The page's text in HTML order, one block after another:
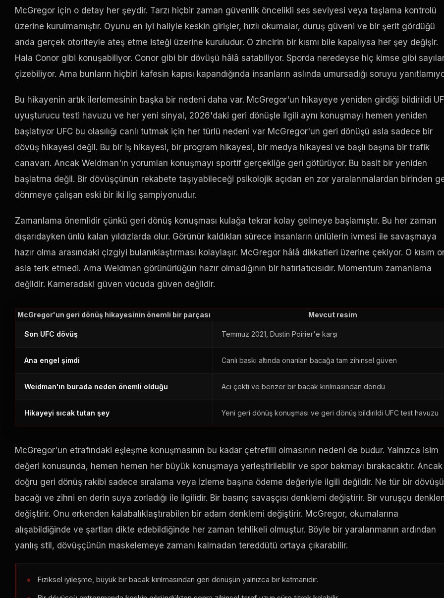
McGregor için o detay her şeydir. Tarzı hiçbir zaman güvenlik öncelikli ses seviyesi veya taşlama kontrolü
üzerine kurulmamıştır. Oyunu en iyi haliyle keskin girişler, hızlı okumalar, duruş güveni ve bir şerit gördüğü
anda gerçek otoriteyle ateş etme isteği üzerine kuruludur. O zincirin bir kısmı bile kapalıysa her şey değişir.
Hala Conor gibi konuşabiliyor. Conor gibi bir dövüşü hâlâ satabiliyor. Sporda neredeyse hiç kimse gibi
çizebiliyor. Ama bunların hiçbiri kafesin kapısı kapandığında insanların aslında umursadığı soruyu
Bu hikayenin artık ilerlemesinin başka bir nedeni daha var. McGregor'un hikayeye yeniden girdiği bildirildi
uyuşturucu testi havuzu ve her yeni sinyal, 2026'daki geri dönüşle ilgili aynı konuşmayı hemen yeniden
başlatıyor UFC bu olasılığı canlı tutmak için her türlü nedeni var McGregor'un geri dönüşü asla sadece bir
dövüş hikayesi değil. Bu bir iş hikayesi, bir program hikayesi, bir medya hikayesi ve başlı başına bir trafik
canavarı. Ancak Weidman'ın yorumları konuşmayı sportif gerçekliğe geri götürüyor. Bu basit bir yeniden
başlatma değil. Bir dövüşçünün rekabete taşıyabileceği psikolojik açıdan en zor yaralanmalardan birinden
dönmeye çalışan eski bir iki lig şampiyonudur.
Zamanlama önemlidir çünkü geri dönüş konuşması kulağa tekrar kolay gelmeye başlamıştır. Bu her zaman
dışarıdayken ünlü kalan yıldızlarda olur. Görünür kaldıkları sürece insanların ünlülerin ivmesi ile savaşmaya
hazır olma arasındaki çizgiyi bulanıklaştırması kolaylaşır. McGregor hâlâ dikkatleri üzerine çekiyor. O kısım
asla terk etmedi. Ama Weidman görünürlüğün hazır olmadığının bir hatırlatıcısıdır. Momentum zamanlama
değildir. Kameradaki güven vücuda güven değildir.
McGregor'un geri dönüş hikayesinin önemli bir parçası Mevcut resim
Son UFC dövüş Temmuz 2021, Dustin Poirier'e karşı
Ana engel şimdi Canlı baskı altında onarılan bacağa tam zihinsel güven
Weidman'ın burada neden önemli olduğu Acı çekti ve benzer bir bacak kırılmasından döndü
Hikayeyi sıcak tutan şey Yeni geri dönüş konuşması ve geri dönüş bildirildi UFCtest havuzu
McGregor'un etrafındaki eşleşme konuşmasının bu kadar çetrefilli olmasının nedeni de budur. Yalnızca isim
değeri konusunda, hemen hemen her büyük konuşmaya yerleştirilebilir ve spor bakmayı bırakacaktır. Ancak
doğru geri dönüş rakibi sadece sıralama veya izleme başına ödeme değeriyle ilgili değildir. Ne tür bir
bacağı ve zihni en derin suya zorladığı ile ilgilidir. Bir basınç savaşçısı denklemi değiştirir. Bir vuruşçu
değiştirir. Onu erkenden kalabalıklaştırabilen bir adam denklemi değiştirir. McGregor, okumalarına
alışabildiğinde ve şartları dikte edebildiğinde her zaman tehlikeli olmuştur. Böyle bir yaralanmanın ardından
yanlış stil, dövüşçünün maskelemeye zamanı kalmadan tereddütü ortaya çıkarabilir.
Fiziksel iyileşme, büyük bir bacak kırılmasından geri dönüşün yalnızca bir katmanıdır.